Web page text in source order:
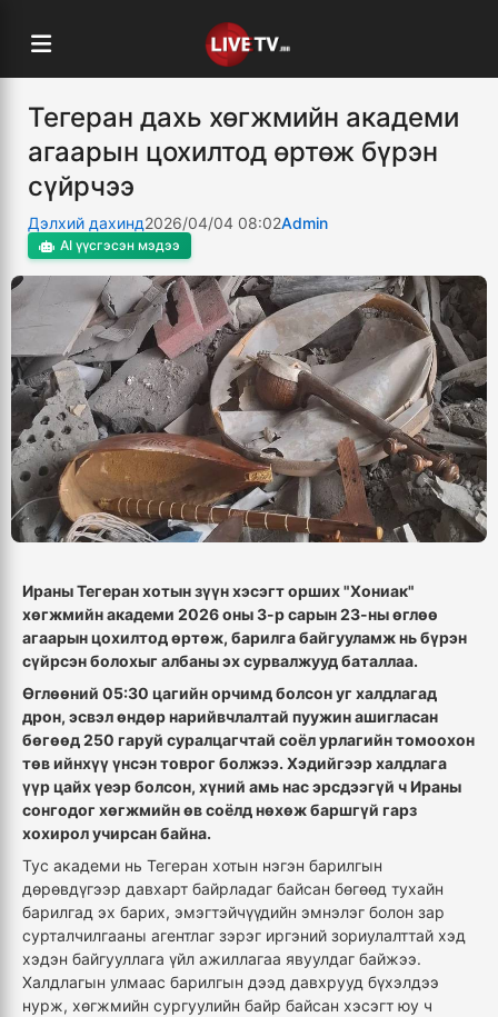
Тегеран дахь хөгжмийн академи
агаарын цохилтод өртөж бүрэн
сүйрчээ
Дэлхий дахинд2026/04/04 08:02Admin
AI үүсгэсэн мэдээ
Ираны Тегеран хотын зүүн хэсэгт орших "Хониак"
хөгжмийн академи 2026 оны 3-р сарын 23-ны өглөө
агаарын цохилтод өртөж, барилга байгууламж нь бүрэн
сүйрсэн болохыг албаны эх сурвалжууд баталлаа.
Өглөөний 05:30 цагийн орчимд болсон уг халдлагад
дрон, эсвэл өндөр нарийвчлалтай пуужин ашигласан
бөгөөд 250 гаруй суралцагчтай соёл урлагийн томоохон
төв ийнхүү үнсэн товрог болжээ. Хэдийгээр халдлага
үүр цайх үеэр болсон, хүний амь нас эрсдээгүй ч Ираны
сонгодог хөгжмийн өв соёлд нөхөж баршгүй гарз
хохирол учирсан байна.
Тус академи нь Тегеран хотын нэгэн барилгын
дөрөвдүгээр давхарт байрладаг байсан бөгөөд тухайн
барилгад эх барих, эмэгтэйчүүдийн эмнэлэг болон зар
сурталчилгааны агентлаг зэрэг иргэний зориулалттай хэд
хэдэн байгууллага үйл ажиллагаа явуулдаг байжээ.
Халдлагын улмаас барилгын дээд давхрууд бүхэлдээ
нурж, хөгжмийн сургуулийн байр байсан хэсэгт юу ч